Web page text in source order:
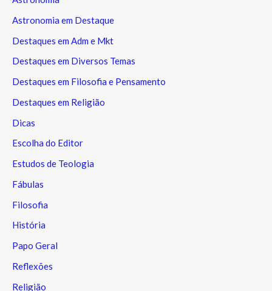
Astronomia em Destaque
Destaques em Adm e Mkt
Destaques em Diversos Temas
Destaques em Filosofia e Pensamento
Destaques em Religião
Dicas
Escolha do Editor
Estudos de Teologia
Fábulas
Filosofia
História
Papo Geral
Reflexões
Religião